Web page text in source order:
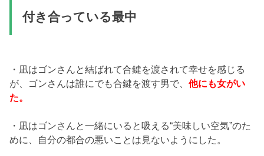
付き合っている最中
・凪はゴンさんと結ばれて合鍵を渡されて幸せを感じる
が、ゴンさんは誰にでも合鍵を渡す男で、他にも女がい
た。
・凪はゴンさんと一緒にいると吸える“美味しい空気”のた
めに、自分の都合の悪いことは見ないようにした。